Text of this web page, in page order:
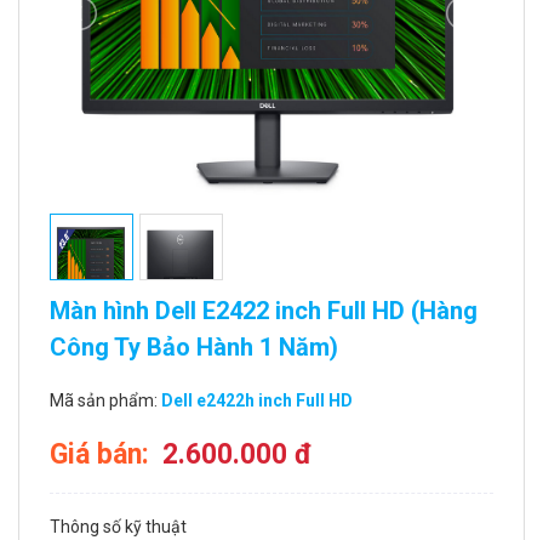
Màn hình Dell E2422 inch Full HD (Hàng
Công Ty Bảo Hành 1 Năm)
Mã sản phẩm: Dell e2422h inch Full HD
Giá bán: 2.600.000 đ
Thông số kỹ thuật